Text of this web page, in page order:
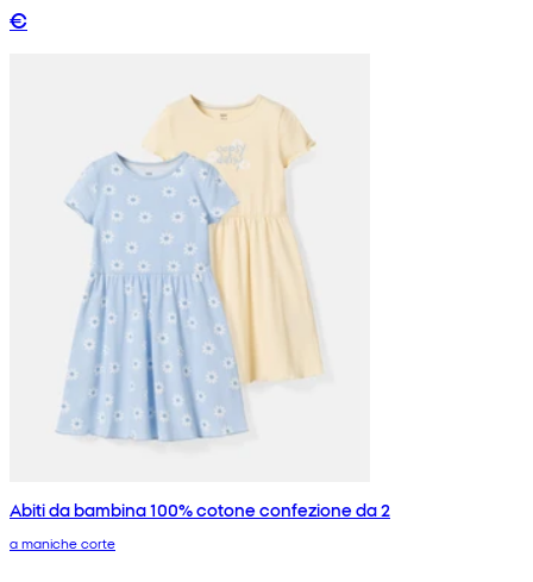
€
Abiti da bambina 100% cotone confezione da 2
a maniche corte